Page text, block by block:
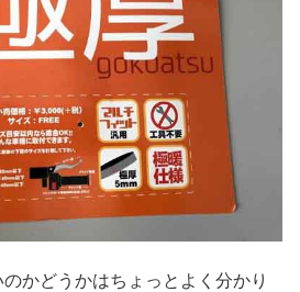
かどうかはちょっとよく分かり